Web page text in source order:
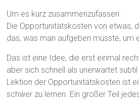
Um es kurz zusammenzufassen:
Die Opportunitätskosten von etwas,
das, was man aufgeben müsste, um
Das ist eine Idee, die erst einmal
aber sich schnell als unerwartet
Lektion der Opportunitätskosten ist
schwer zu lernen. Ein großer Teil